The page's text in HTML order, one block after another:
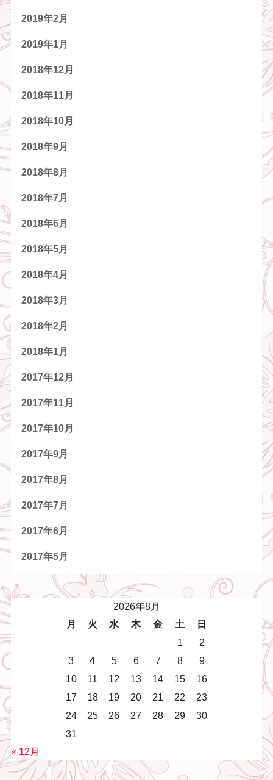
2019年2月
2019年1月
2018年12月
2018年11月
2018年10月
2018年9月
2018年8月
2018年7月
2018年6月
2018年5月
2018年4月
2018年3月
2018年2月
2018年1月
2017年12月
2017年11月
2017年10月
2017年9月
2017年8月
2017年7月
2017年6月
2017年5月
2026年8月
月
火 水 木 金 土
日
1
2
3
4 5 6 7 8
9
10
11 12 13 14 15
16
17
18 19 20 21 22
23
24
25 26 27 28 29
30
31
« 12月